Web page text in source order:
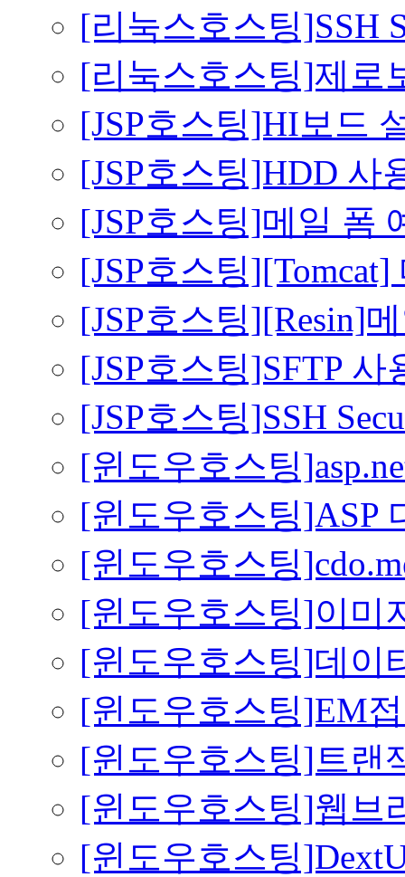
[리눅스호스팅]SSH
[리눅스호스팅]제로
[JSP호스팅]HI보드
[JSP호스팅]HDD 사
[JSP호스팅]메일 폼
[JSP호스팅
[JSP호스팅][Resin]
[JSP호스팅]SFTP 사
[JSP호스팅]SSH
[윈도우호스팅
[윈도우호스팅]ASP
[윈도우호스팅
[윈도우호스팅]이미
[윈도우호스팅]데이
[윈도우호스팅]EM
[윈도우호스팅]트랜
[윈도우호스팅]웹브
[윈도우호스팅